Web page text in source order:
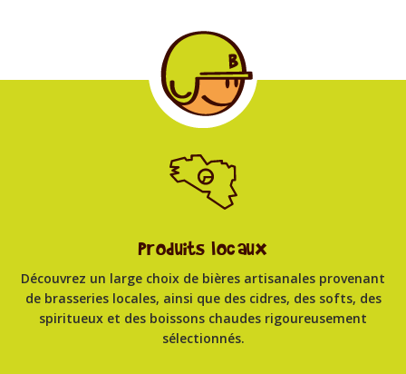
Produits locaux
Découvrez un large choix de bières artisanales provenant
de brasseries locales, ainsi que des cidres, des softs, des
spiritueux et des boissons chaudes rigoureusement
sélectionnés.